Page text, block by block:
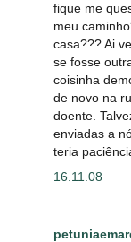
fique me
meu
casa??? Ai
se fosse
coisinha
de novo na
doente.
enviadas a
teria
16.11.08